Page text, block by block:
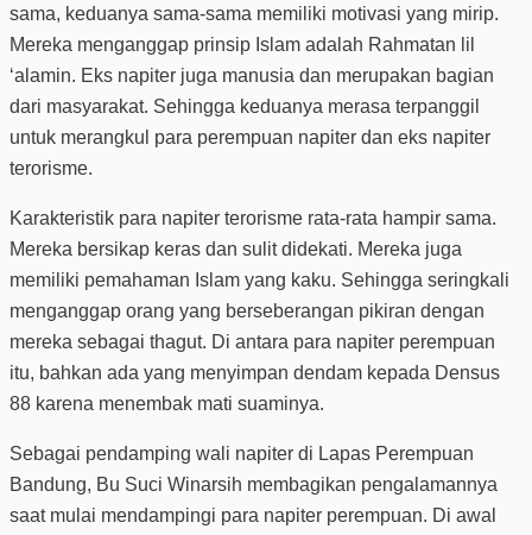
sama, keduanya sama-sama memiliki motivasi yang mirip.
Mereka menganggap prinsip Islam adalah Rahmatan lil
‘alamin. Eks napiter juga manusia dan merupakan bagian
dari masyarakat. Sehingga keduanya merasa terpanggil
untuk merangkul para perempuan napiter dan eks napiter
terorisme.
Karakteristik para napiter terorisme rata-rata hampir sama.
Mereka bersikap keras dan sulit didekati. Mereka juga
memiliki pemahaman Islam yang kaku. Sehingga seringkali
menganggap orang yang berseberangan pikiran dengan
mereka sebagai thagut. Di antara para napiter perempuan
itu, bahkan ada yang menyimpan dendam kepada Densus
88 karena menembak mati suaminya.
Sebagai pendamping wali napiter di Lapas Perempuan
Bandung, Bu Suci Winarsih membagikan pengalamannya
saat mulai mendampingi para napiter perempuan. Di awal